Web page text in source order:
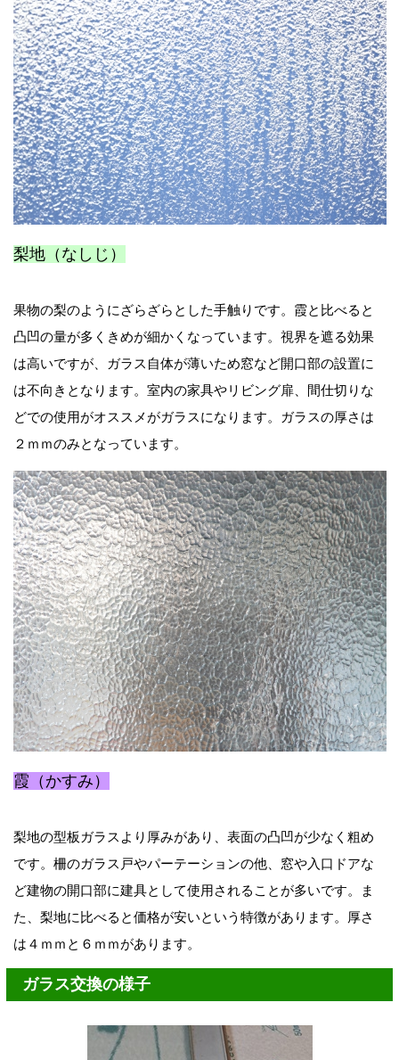
梨地（なしじ）
果物の梨のようにざらざらとした手触りです。霞と比べると
凸凹の量が多くきめが細かくなっています。視界を遮る効果
は高いですが、ガラス自体が薄いため窓など開口部の設置に
は不向きとなります。室内の家具やリビング扉、間仕切りな
どでの使用がオススメがガラスになります。ガラスの厚さは
２ｍｍのみとなっています。
霞（かすみ）
梨地の型板ガラスより厚みがあり、表面の凸凹が少なく粗め
です。柵のガラス戸やパーテーションの他、窓や入口ドアな
ど建物の開口部に建具として使用されることが多いです。ま
た、梨地に比べると価格が安いという特徴があります。厚さ
は４ｍｍと６ｍｍがあります。
ガラス交換の様子